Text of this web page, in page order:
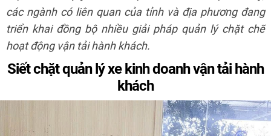
các ngành có liên quan của tỉnh và địa phương đang
triển khai đồng bộ nhiều giải pháp quản lý chặt chẽ
hoạt động vận tải hành khách.
Siết chặt quản lý xe kinh doanh vận tải hành
khách